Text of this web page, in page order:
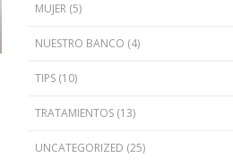
MUJER(5)
NUESTRO BANCO (4)
TIPS(10)
TRATAMIENTOS(13)
UNCATEGORIZED (25)